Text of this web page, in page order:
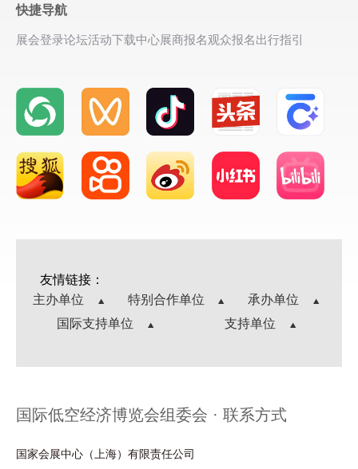
快捷导航
展会登录论坛活动下载中心展商报名观众报名出行指引
友情链接：
主办单位
特别合作单位
承办单位
国际支持单位
支持单位
国际低空经济博览会组委会 · 联系方式
国家会展中心（上海）有限责任公司